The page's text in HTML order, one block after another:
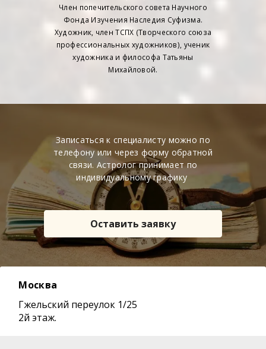
Член попечительского совета Научного
Фонда Изучения Наследия Суфизма.
Художник, член ТСПХ (Творческого союза
профессиональных художников), ученик
художника и философа Татьяны
Михайловой.
Записаться к специалисту можно по
телефону или через форму обратной
связи. Астролог принимает по
индивидуальному графику
Оставить заявку
Москва
Гжельский переулок 1/25
2й этаж.